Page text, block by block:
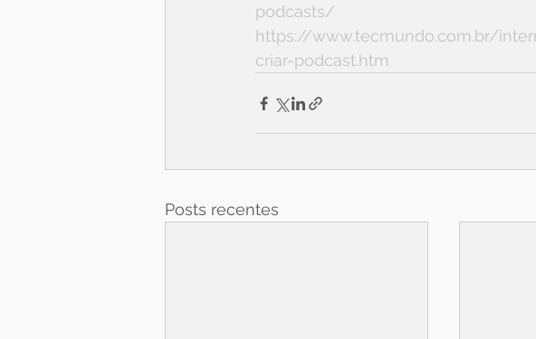
podcasts/
https://www.tecmundo.com.br/
criar-podcast.htm
Posts recentes